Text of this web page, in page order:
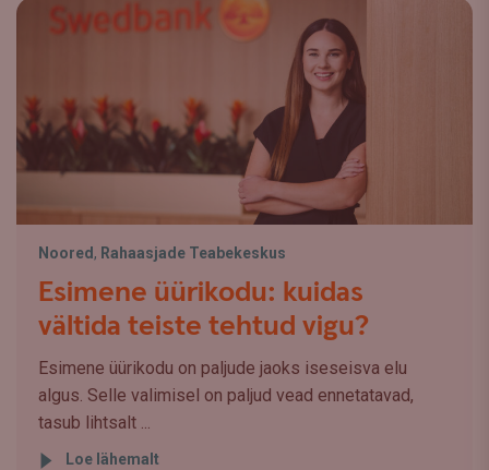
Noored , Rahaasjade Teabekeskus
Esimene üürikodu: kuidas
vältida teiste tehtud vigu?
Esimene üürikodu on paljude jaoks iseseisva elu
algus. Selle valimisel on paljud vead ennetatavad,
tasub lihtsalt ...
Loe lähemalt